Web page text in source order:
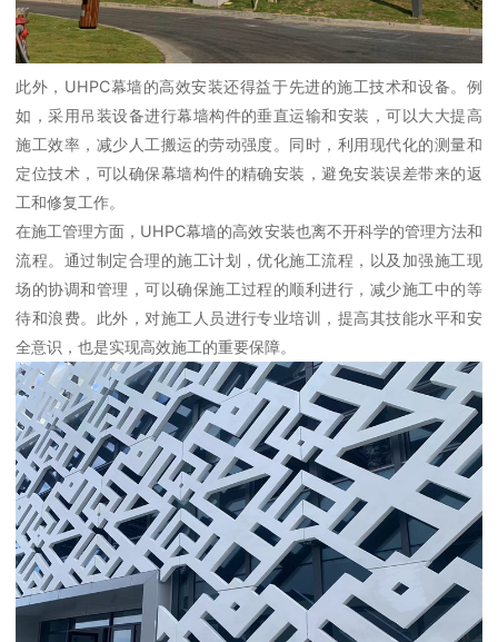
此外，UHPC幕墙的高效安装还得益于先进的施工技术和设备。例
如，采用吊装设备进行幕墙构件的垂直运输和安装，可以大大提高
施工效率，减少人工搬运的劳动强度。同时，利用现代化的测量和
定位技术，可以确保幕墙构件的精确安装，避免安装误差带来的返
工和修复工作。
在施工管理方面，UHPC幕墙的高效安装也离不开科学的管理方法和
流程。通过制定合理的施工计划，优化施工流程，以及加强施工现
场的协调和管理，可以确保施工过程的顺利进行，减少施工中的等
待和浪费。此外，对施工人员进行专业培训，提高其技能水平和安
全意识，也是实现高效施工的重要保障。